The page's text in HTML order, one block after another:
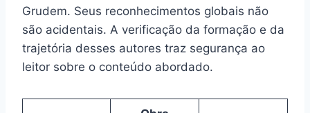
Grudem. Seus reconhecimentos globais não
são acidentais. A verificação da formação e da
trajetória desses autores traz segurança ao
leitor sobre o conteúdo abordado.